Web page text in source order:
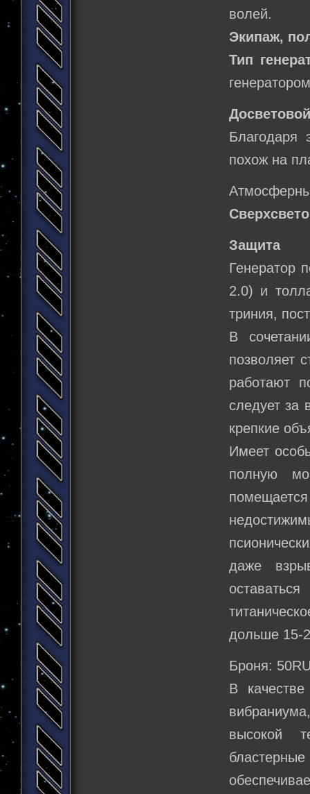
волей.
Экипаж,
Тип
Благодаря
похож на
Защита
Генератор
2.0) и
триния,
В
позволяет
работают
следует за
крепкие
Имеет
полную
даже
дольше 15-
Броня:
В
высокой